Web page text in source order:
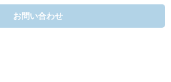
お問い合わせ